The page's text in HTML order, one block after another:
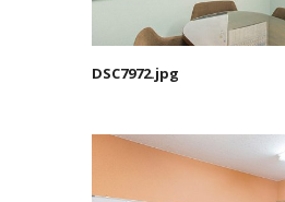
DSC7972.jpg